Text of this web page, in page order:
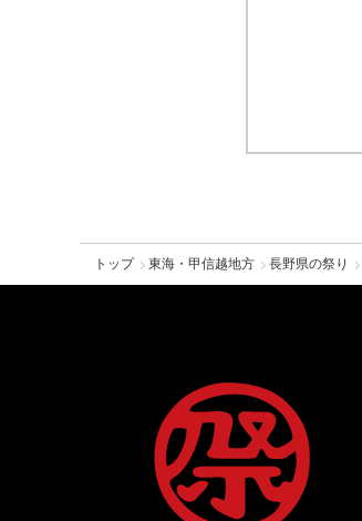
トップ 東海・甲信越地方 長野県の祭り